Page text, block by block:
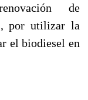
de
por utilizar la
el biodiesel en